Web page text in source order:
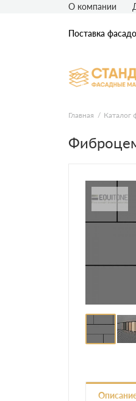
Поставка
О компании
Главная Каталог